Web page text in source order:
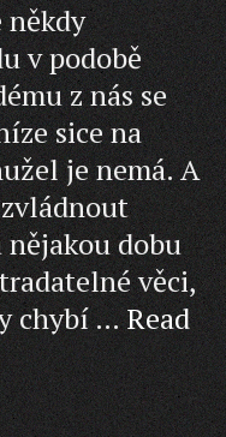
někdy
v podobě
z nás se
sice na
je nemá. A
nějakou dobu
věci,
chybí …Read